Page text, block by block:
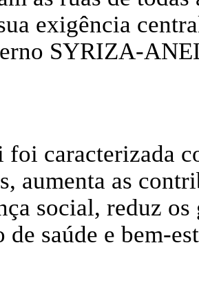
exigência
SYRIZA-
foi caracterizada
aumenta as
social, reduz
saúde e bem-